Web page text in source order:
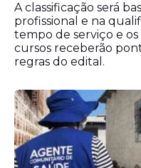
Edital
A classificação será
profissional e na
tempo de serviço e
cursos receberão
regras do edital.